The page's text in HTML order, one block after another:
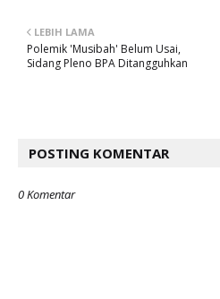
LEBIH LAMA
Polemik 'Musibah' Belum Usai,
Sidang Pleno BPA Ditangguhkan
POSTING KOMENTAR
0 Komentar